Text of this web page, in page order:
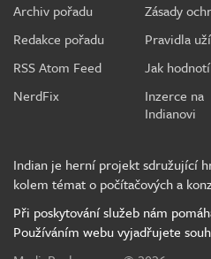
Archiv pořadu
Redakce pořadu
RSS Atom Feed
NerdFix
Zásady
Pravidla
Jak
Inzerce na
Indianovi
Indian je herní projekt sdružující
kolem témat o počítačových a
Při poskytování služeb nám
Používáním webu vyjadřujete